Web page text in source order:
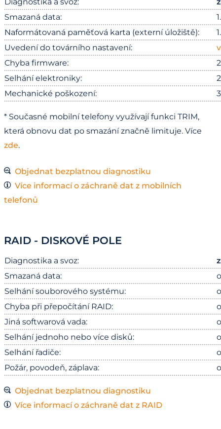
Diagnostika a svoz:
Smazaná data:
Naformátovaná paměťová karta (externí úložiště):
Uvedení do továrního nastavení:
Chyba firmware:
Selhání elektroniky:
Mechanické poškození:
* Současné mobilní telefony využívají funkci TRIM,
která obnovu dat po smazání značně limituje. Více
zde.
Objednat bezplatnou diagnostiku
Více informací o záchraně dat z mobilních
telefonů
RAID - DISKOVÉ POLE
Diagnostika a svoz:
Smazaná data:
Selhání souborového systému:
Chyba při přepočítání RAID:
Jiná softwarová vada:
Selhání jednoho nebo více disků:
Selhání řadiče:
Požár, povodeň, záplava:
Objednat bezplatnou diagnostiku
Více informací o záchraně dat z RAID